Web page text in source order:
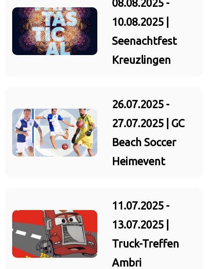
08.08.2025 -
10.08.2025 |
Seenachtfest
Kreuzlingen
26.07.2025 -
27.07.2025 | GC
Beach Soccer
Heimevent
11.07.2025 -
13.07.2025 |
Truck-Treffen
Ambri